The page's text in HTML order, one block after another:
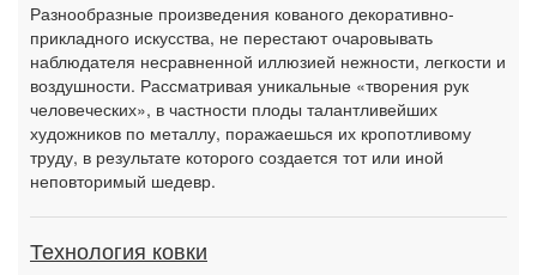
Разнообразные произведения кованого декоративно-
прикладного искусства, не перестают очаровывать
наблюдателя несравненной иллюзией нежности, легкости и
воздушности. Рассматривая уникальные «творения рук
человеческих», в частности плоды талантливейших
художников по металлу, поражаешься их кропотливому
труду, в результате которого создается тот или иной
неповторимый шедевр.
Технология ковки